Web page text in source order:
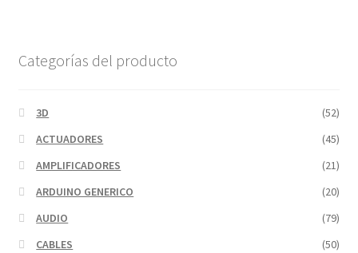
Categorías del producto
3D
(52)
ACTUADORES
(45)
AMPLIFICADORES
(21)
ARDUINO GENERICO
(20)
AUDIO
(79)
CABLES
(50)